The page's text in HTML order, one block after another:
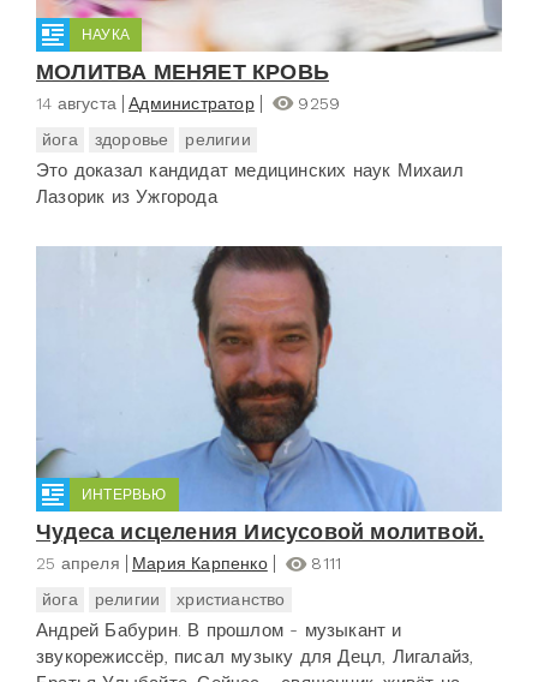
НАУКА
МОЛИТВА МЕНЯЕТ КРОВЬ
14 августа Администратор
9259
йога
здоровье религии
Это доказал кандидат медицинских наук Михаил
Лазорик из Ужгорода
ИНТЕРВЬЮ
Чудеса исцеления Иисусовой молитвой.
25 апреля Мария Карпенко
8111
йога
религии христианство
Андрей Бабурин. В прошлом - музыкант и
звукорежиссёр, писал музыку для Децл, Лигалайз,